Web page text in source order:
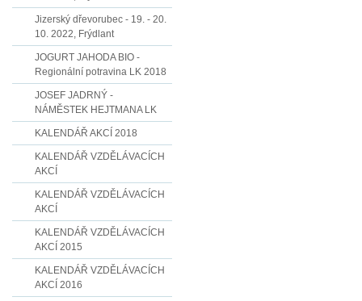
Jizerský dřevorubec - 19. - 20.
10. 2022, Frýdlant
JOGURT JAHODA BIO -
Regionální potravina LK 2018
JOSEF JADRNÝ -
NÁMĚSTEK HEJTMANA LK
KALENDÁŘ AKCÍ 2018
KALENDÁŘ VZDĚLÁVACÍCH
AKCÍ
KALENDÁŘ VZDĚLÁVACÍCH
AKCÍ
KALENDÁŘ VZDĚLÁVACÍCH
AKCÍ 2015
KALENDÁŘ VZDĚLÁVACÍCH
AKCÍ 2016